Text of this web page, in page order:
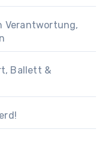
Verantwortung,
Ballett &